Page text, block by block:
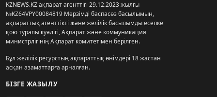
KZNEWS.KZ ақпарат агенттігі 29.12.2023 жылғы
№KZ64VPY00084819 Мерзімді баспасөз басылымын,
ақпараттық агенттікті және желілік басылымды есепке
қою туралы куәлігі, Ақпарат және коммуникация
министрлігінің Ақпарат комитетімен берілген.
Бұл желілік ресурстың ақпараттық өнімдері 18 жастан
асқан азаматтарға арналған.
БІЗГЕ ЖАЗЫЛУ